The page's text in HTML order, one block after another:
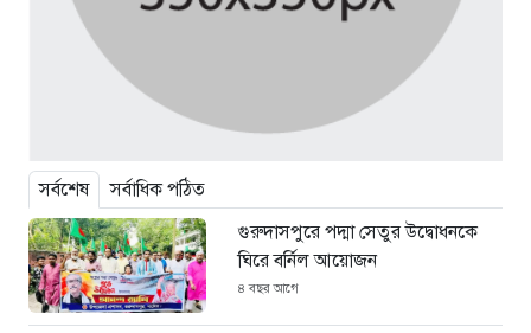
সর্বশেষ
সর্বাধিক পঠিত
গুরুদাসপুরে পদ্মা সেতুর উদ্বোধনকে
ঘিরে বর্নিল আয়োজন
৪ বছর আগে